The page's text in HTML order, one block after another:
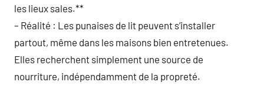
les lieux sales.**
– Réalité : Les punaises de lit peuvent s’installer
partout, même dans les maisons bien entretenues.
Elles recherchent simplement une source de
nourriture, indépendamment de la propreté.